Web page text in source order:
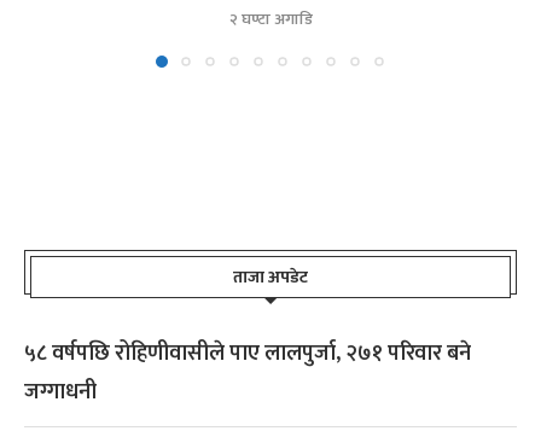
२ घण्टा अगाडि
ताजा अपडेट
५८ वर्षपछि रोहिणीवासीले पाए लालपुर्जा, २७१ परिवार बने
जग्गाधनी